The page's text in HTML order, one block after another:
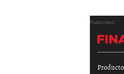
Publicidad